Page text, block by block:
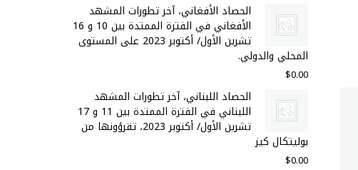
الحصاد الأفغاني، آخر تطورات المشهد
الأفغاني في الفترة الممتدة بين 10 و 16
تشرين الأول/ أكتوبر 2023 على المستوى
المحلي والدولي.
$0.00
الحصاد اللبناني، آخر تطورات المشهد
اللبناني في الفترة الممتدة بين 11 و 17
تشرين الأول/ أكتوبر 2023، تقرؤونها من
بوليتكال كيز
$0.00